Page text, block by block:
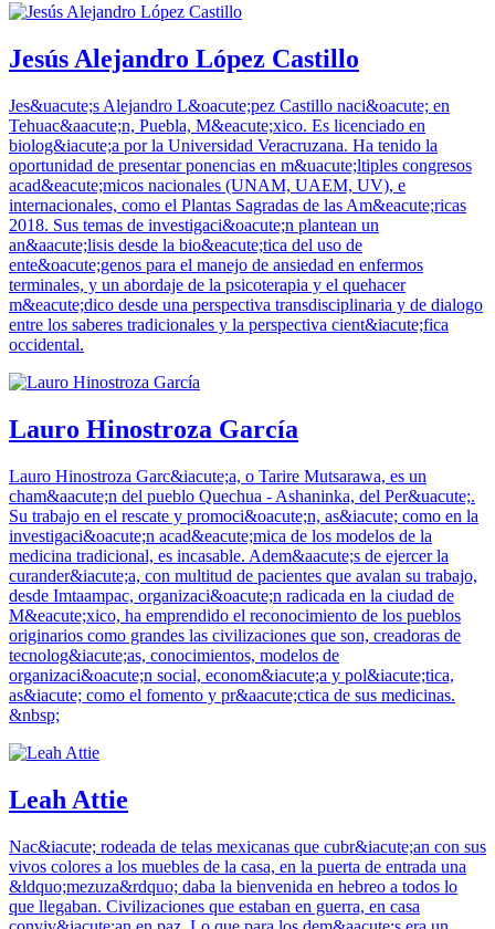
Jesús Alejandro López Castillo
Jes&uacute;s Alejandro L&oacute;pez Castillo naci&oacute; en
Tehuac&aacute;n, Puebla, M&eacute;xico. Es licenciado en
biolog&iacute;a por la Universidad Veracruzana. Ha tenido la
oportunidad de presentar ponencias en m&uacute;ltiples congresos
acad&eacute;micos nacionales (UNAM, UAEM, UV), e
internacionales, como el Plantas Sagradas de las Am&eacute;ricas
2018. Sus temas de investigaci&oacute;n plantean un
an&aacute;lisis desde la bio&eacute;tica del uso de
ente&oacute;genos para el manejo de ansiedad en enfermos
terminales, y un abordaje de la psicoterapia y el quehacer
m&eacute;dico desde una perspectiva transdisciplinaria y de dialogo
entre los saberes tradicionales y la perspectiva cient&iacute;fica
occidental.
Lauro Hinostroza García
Lauro Hinostroza Garc&iacute;a, o Tarire Mutsarawa, es un
cham&aacute;n del pueblo Quechua - Ashaninka, del Per&uacute;.
Su trabajo en el rescate y promoci&oacute;n, as&iacute; como en la
investigaci&oacute;n acad&eacute;mica de los modelos de la
medicina tradicional, es incasable. Adem&aacute;s de ejercer la
curander&iacute;a, con multitud de pacientes que avalan su trabajo,
desde Imtaampac, organizaci&oacute;n radicada en la ciudad de
M&eacute;xico, ha emprendido el reconocimiento de los pueblos
originarios como grandes las civilizaciones que son, creadoras de
tecnolog&iacute;as, conocimientos, modelos de
organizaci&oacute;n social, econom&iacute;a y pol&iacute;tica,
as&iacute; como el fomento y pr&aacute;ctica de sus medicinas.
&nbsp;
Leah Attie
Nac&iacute; rodeada de telas mexicanas que cubr&iacute;an con sus
vivos colores a los muebles de la casa, en la puerta de entrada una
&ldquo;mezuza&rdquo; daba la bienvenida en hebreo a todos lo
que llegaban. Civilizaciones que estaban en guerra, en casa